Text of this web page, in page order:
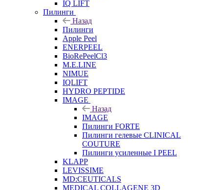
IQ LIFT
Пилинги
Назад
Пилинги
Apple Peel
ENERPEEL
BioRePeelCl3
M.E.LINE
NIMUE
IQLIFT
HYDRO PEPTIDE
IMAGE
Назад
IMAGE
Пилинги FORTE
Пилинги гелевые CLINICAL
COUTURE
Пилинги усиленные I PEEL
KLAPP
LEVISSIME
MD:CEUTICALS
MEDICAL COLLAGENE 3D